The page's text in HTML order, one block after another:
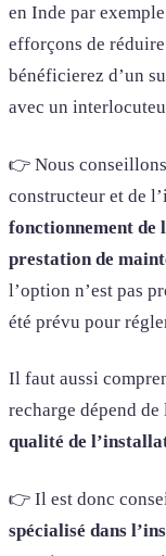
en Inde par
efforçons de
bénéficierez d’un
avec un
👉 Nous
constructeur et de
fonctionnement de
prestation de
l’option n’est pas
été prévu pour
Il faut aussi
recharge dépend
qualité de
👉 Il est donc
spécialisé dans